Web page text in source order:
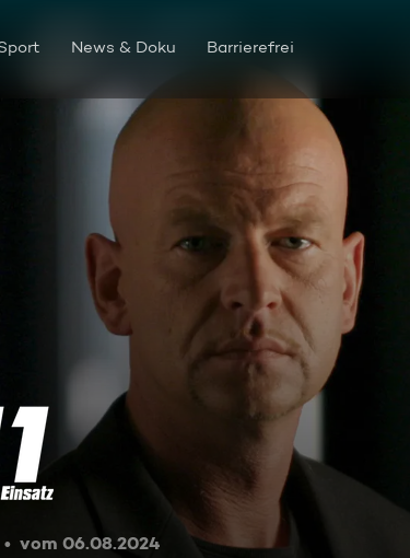
News & Doku Barrierefrei
falsche Geisel (2)
vom 06.08.2024